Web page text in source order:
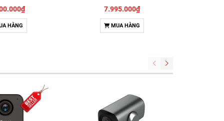
HÀNG
7.995.000₫
MUA HÀNG